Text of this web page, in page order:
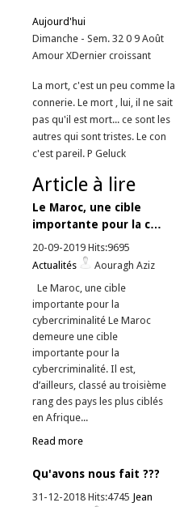
Aujourd'hui
Dimanche - Sem. 32 0 9 Août
Amour XDernier croissant
La mort, c'est un peu comme la
connerie. Le mort , lui, il ne sait
pas qu'il est mort... ce sont les
autres qui sont tristes. Le con
c'est pareil. P Geluck
Article à lire
Le Maroc, une cible
importante pour la c…
20-09-2019 Hits:9695
Actualités
Aouragh Aziz
Le Maroc, une cible
importante pour la
cybercriminalité Le Maroc
demeure une cible
importante pour la
cybercriminalité. Il est,
d’ailleurs, classé au troisième
rang des pays les plus ciblés
en Afrique...
Read more
Qu'avons nous fait ???
31-12-2018 Hits:4745 Jean